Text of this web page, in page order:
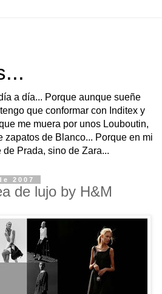
a día... Porque aunque sueñe
que conformar con Inditex y
me muera por unos Louboutin,
zapatos de Blanco... Porque en mi
Prada, sino de Zara...
2007
de lujo by H&M